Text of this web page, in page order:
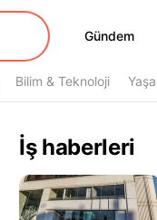
Gündem
Gündem
Bilim & Teknoloji
İş haberleri